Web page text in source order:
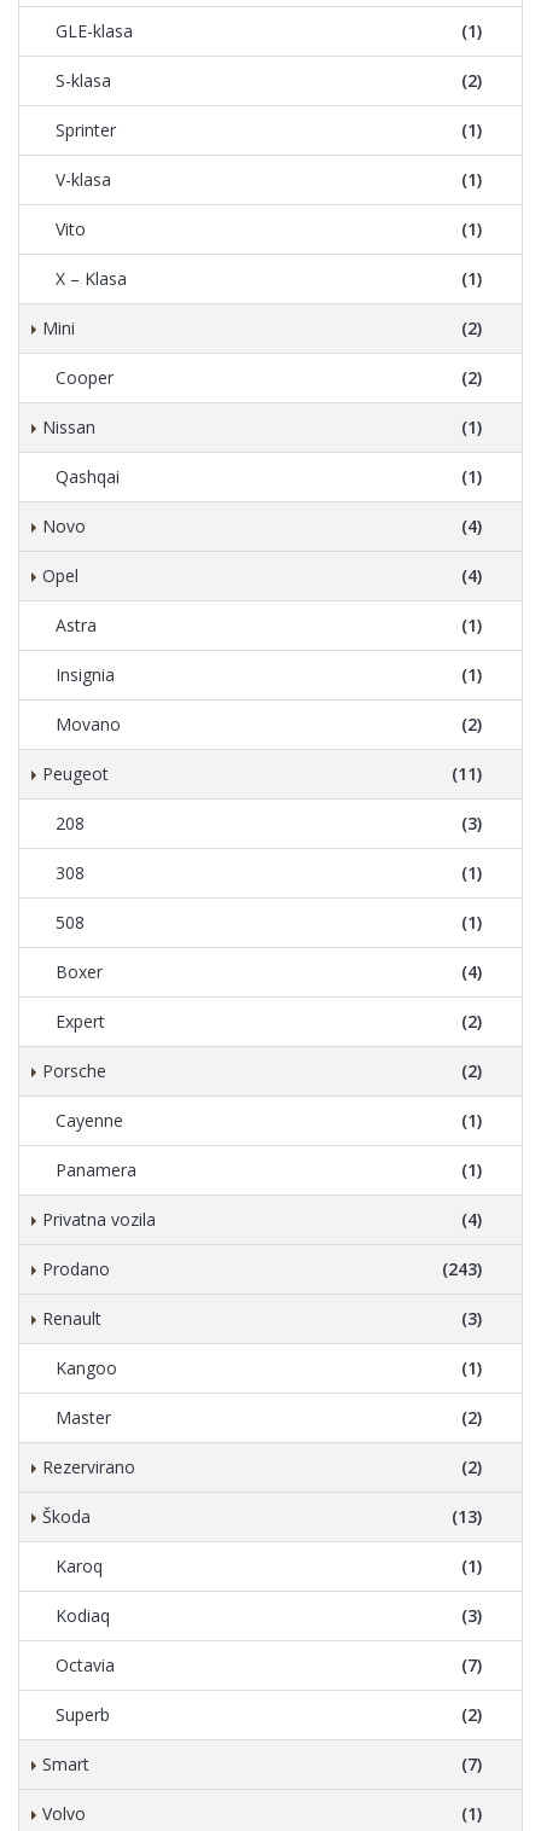
GLE-klasa (1)
S-klasa (2)
Sprinter (1)
V-klasa (1)
Vito (1)
X – Klasa (1)
Mini (2)
Cooper (2)
Nissan (1)
Qashqai (1)
Novo (4)
Opel (4)
Astra (1)
Insignia (1)
Movano (2)
Peugeot (11)
208 (3)
308 (1)
508 (1)
Boxer (4)
Expert (2)
Porsche (2)
Cayenne (1)
Panamera (1)
Privatna vozila (4)
Prodano (243)
Renault (3)
Kangoo (1)
Master (2)
Rezervirano (2)
Škoda (13)
Karoq (1)
Kodiaq (3)
Octavia (7)
Superb (2)
Smart (7)
Volvo (1)